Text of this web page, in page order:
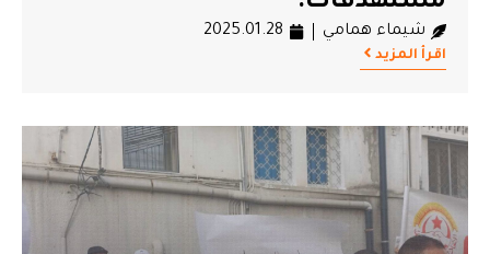
شيماء همامي 2025.01.28
اقرأ المزيد